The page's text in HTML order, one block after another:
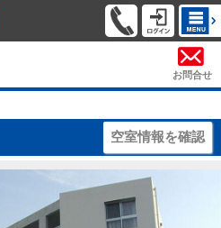
お問合せ
空室情報を確認